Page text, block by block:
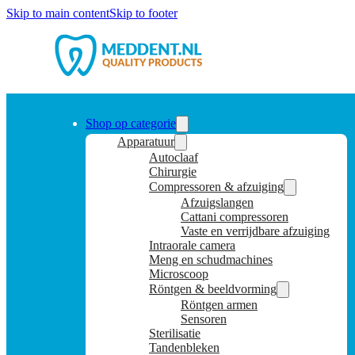
Skip to main contentSkip to footer
Shop op categorie
Apparatuur
Autoclaaf
Chirurgie
Compressoren & afzuiging
Afzuigslangen
Cattani compressoren
Vaste en verrijdbare afzuiging
Intraorale camera
Meng en schudmachines
Microscoop
Röntgen & beeldvorming
Röntgen armen
Sensoren
Sterilisatie
Tandenbleken